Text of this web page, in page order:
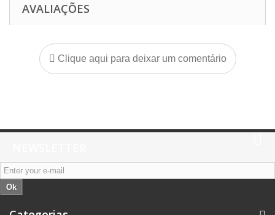
AVALIAÇÕES
Clique aqui para deixar um comentário
Ok